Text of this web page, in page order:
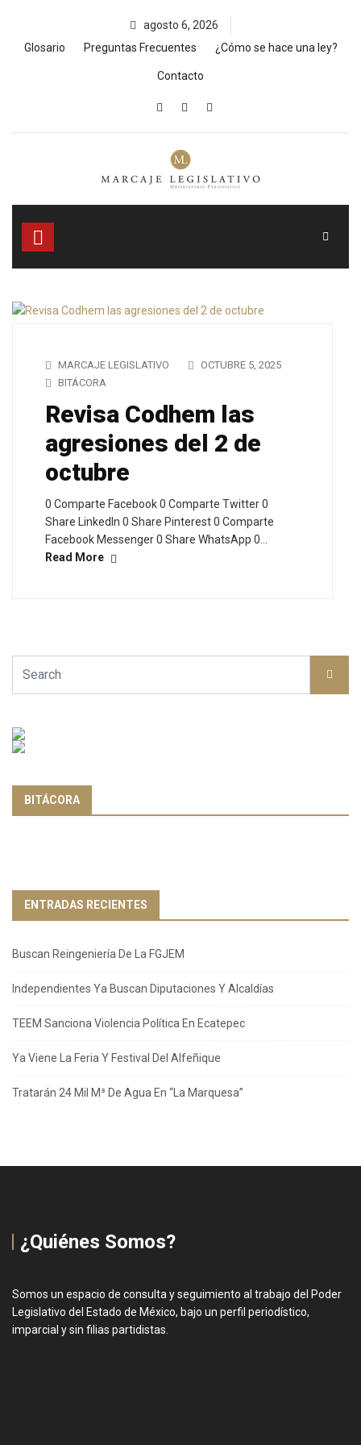
content
agosto 6, 2026
Glosario
Preguntas Frecuentes ¿Cómo se hace una ley?
Contacto
MARCAJE LEGISLATIVO
OCTUBRE 5, 2025
BITÁCORA
Revisa Codhem las
agresiones del 2 de
octubre
0 Comparte Facebook 0 Comparte Twitter 0
Share LinkedIn 0 Share Pinterest 0 Comparte
Facebook Messenger 0 Share WhatsApp 0…
Read More
BITÁCORA
ENTRADAS RECIENTES
Buscan Reingeniería De La FGJEM
Independientes Ya Buscan Diputaciones Y Alcaldías
TEEM Sanciona Violencia Política En Ecatepec
Ya Viene La Feria Y Festival Del Alfeñique
Tratarán 24 Mil M³ De Agua En “La Marquesa”
¿Quiénes Somos?
Somos un espacio de consulta y seguimiento al trabajo del Poder
Legislativo del Estado de México, bajo un perfil periodístico,
imparcial y sin filias partidistas.